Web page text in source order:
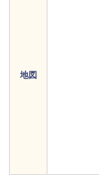
地図